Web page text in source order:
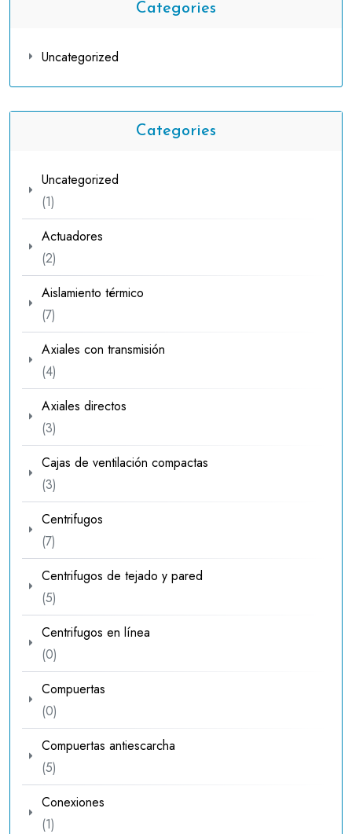
Categories
Uncategorized
Categories
Uncategorized
11
producto
Actuadores
22
productos
Aislamiento térmico
77
productos
Axiales con transmisión
44
productos
Axiales directos
33
productos
Cajas de ventilación compactas
33
productos
Centrifugos
77
productos
Centrifugos de tejado y pared
55
productos
Centrifugos en línea
00
productos
Compuertas
00
productos
Compuertas antiescarcha
55
productos
Conexiones
11